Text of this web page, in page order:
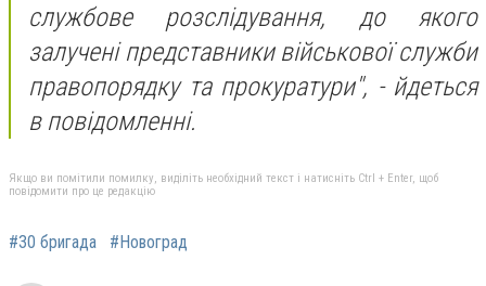
службове розслідування, до якого
залучені представники військової служби
правопорядку та прокуратури", - йдеться
в повідомленні.
Якщо ви помітили помилку, виділіть необхідний текст і натисніть Ctrl + Enter, щоб
повідомити про це редакцію
#30 бригада #Новоград